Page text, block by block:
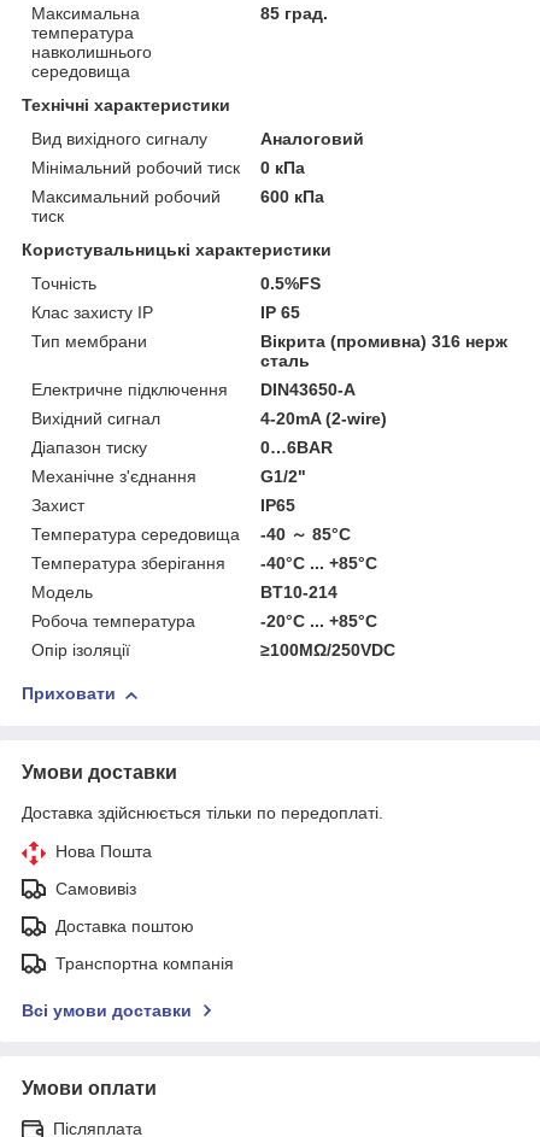
Максимальна
температура
навколишнього
середовища
85 град.
Технічні характеристики
Вид вихідного сигналу
Аналоговий
Мінімальний робочий тиск
0 кПа
Максимальний робочий
тиск
600 кПа
Користувальницькі характеристики
Точність
0.5%FS
Клас захисту ІР
IP 65
Тип мембрани
Вікрита (промивна) 316 нерж
сталь
Електричне підключення
DIN43650-A
Вихідний сигнал
4-20mA (2-wire)
Діапазон тиску
0…6BAR
Механічне з'єднання
G1/2"
Захист
IP65
Температура середовища
-40 ～ 85°C
Температура зберігання
-40°C ... +85°C
Мoдель
BT10-214
Робоча температура
-20°C ... +85°C
Опір ізоляції
≥100MΩ/250VDC
Приховати
Умови доставки
Доставка здійснюється тільки по передоплаті.
Нова Пошта
Самовивіз
Доставка поштою
Транспортна компанія
Всі умови доставки
Умови оплати
Післяплата